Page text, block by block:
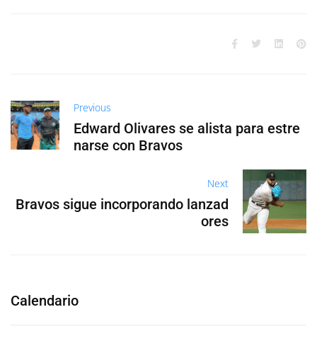
Previous
Edward Olivares se alista para estre
narse con Bravos
Next
Bravos sigue incorporando lanzad
ores
Calendario